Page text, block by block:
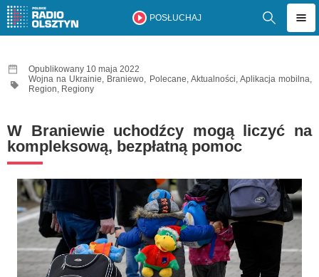
POSŁUCHAJ
Opublikowany 10 maja 2022
Wojna na Ukrainie, Braniewo, Polecane, Aktualności, Aplikacja mobilna,
Region, Regiony
W Braniewie uchodźcy mogą liczyć na
kompleksową, bezpłatną pomoc